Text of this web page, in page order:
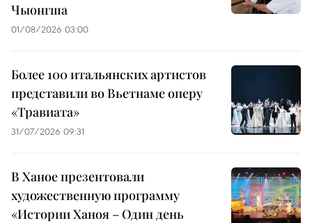
Чыонгша
01/08/2026 03:00
Более 100 итальянских артистов
представили во Вьетнаме оперу
«Травиата»
31/07/2026 09:31
В Ханое презентовали
художественную программу
«Истории Ханоя – Один день